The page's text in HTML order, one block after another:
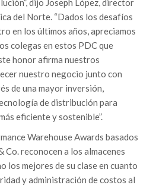
dijo Joseph López, director
del Norte. “Dados los desafíos
en los últimos años, apreciamos
colegas en estos PDC que
honor afirma nuestros
nuestro negocio junto con
de una mayor inversión,
de distribución para
eficiente y sostenible”.
Warehouse Awards basados
Co. reconocen a los almacenes
los mejores de su clase en cuanto
y administración de costos al